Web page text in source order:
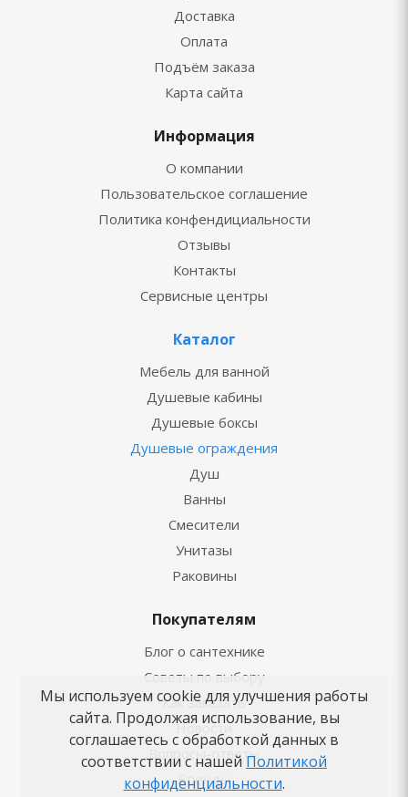
Доставка
Оплата
Подъём заказа
Карта сайта
Информация
О компании
Пользовательское соглашение
Политика конфендициальности
Отзывы
Контакты
Сервисные центры
Каталог
Мебель для ванной
Душевые кабины
Душевые боксы
Душевые ограждения
Душ
Ванны
Смесители
Унитазы
Раковины
Покупателям
Блог о сантехнике
Советы по выбору
Как заказать
Новости
Вопросы-ответы
Бренды
Мы используем cookie для улучшения работы
сайта. Продолжая использование, вы
соглашаетесь с обработкой данных в
соответствии с нашей Политикой
конфиденциальности.